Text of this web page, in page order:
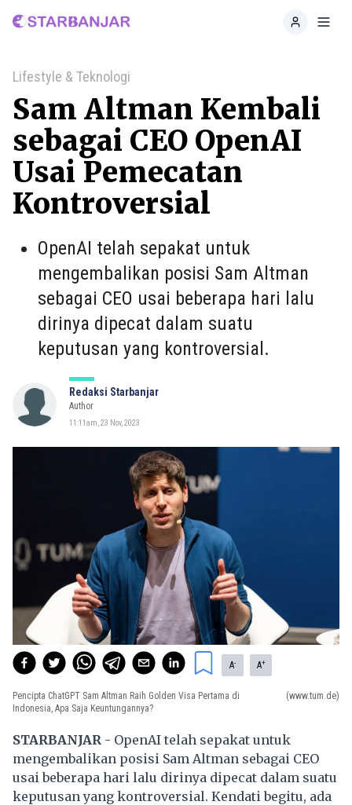
Home
Lifestyle & Teknologi
Sam Altman Kembali
sebagai CEO OpenAI
Usai Pemecatan
Kontroversial
OpenAI telah sepakat untuk
mengembalikan posisi Sam Altman
sebagai CEO usai beberapa hari lalu
dirinya dipecat dalam suatu
keputusan yang kontroversial.
Redaksi Starbanjar
Author
11:11am, 23 Nov, 2023
A- A+
Pencipta ChatGPT Sam Altman Raih Golden Visa Pertama di
Indonesia, Apa Saja Keuntungannya?
(www.tum.de)
STARBANJAR - OpenAI telah sepakat untuk
mengembalikan posisi Sam Altman sebagai CEO
usai beberapa hari lalu dirinya dipecat dalam suatu
keputusan yang kontroversial. Kendati begitu, ada